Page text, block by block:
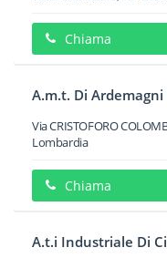
Chiama
A.m.t. Di Ardemagni
Via CRISTOFORO
Lombardia
Chiama
A.t.i Industriale Di